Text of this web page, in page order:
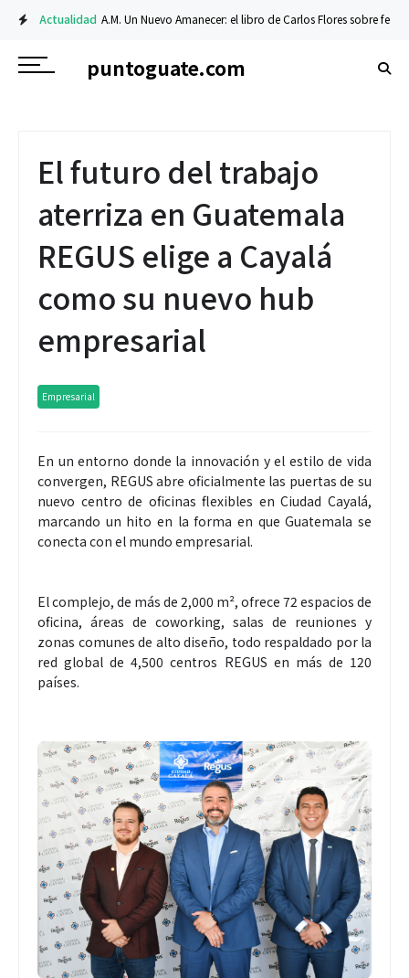
Actualidad A.M. Un Nuevo Amanecer: el libro de Carlos Flores sobre fe y
puntoguate.com
El futuro del trabajo
aterriza en Guatemala
REGUS elige a Cayalá
como su nuevo hub
empresarial
Empresarial
En un entorno donde la innovación y el estilo de vida
convergen, REGUS abre oficialmente las puertas de su
nuevo centro de oficinas flexibles en Ciudad Cayalá,
marcando un hito en la forma en que Guatemala se
conecta con el mundo empresarial.
El complejo, de más de 2,000 m², ofrece 72 espacios de
oficina, áreas de coworking, salas de reuniones y
zonas comunes de alto diseño, todo respaldado por la
red global de 4,500 centros REGUS en más de 120
países.